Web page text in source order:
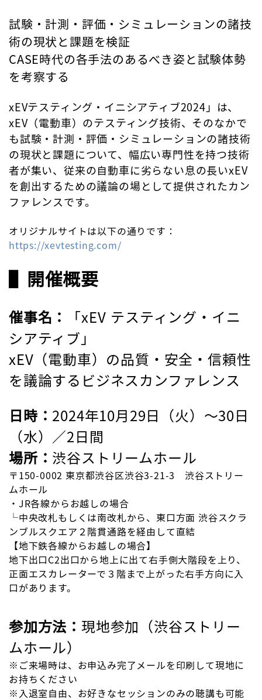
試験・計測・評価・シミュレーションの諸技
術の現状と課題を検証
CASE時代の各手法のあるべき姿と試験体勢
を考察する
xEVテスティング・イニシアティブ2024」は、
xEV（電動車）のテスティング技術、そのなかで
も試験・計測・評価・シミュレーションの諸技術
の現状と課題について、幅広い専門性を持つ技術
者が集い、従来の自動車に劣らない息の長いxEV
を創出するための議論の場として提供されたカン
ファレンスです。
オリジナルサイトは以下の通りです：
https://xevtesting.com/
▌開催概要
催事名：
「xEV テスティング・イニ
シアティブ」
xEV（電動車）の品質・安全・信頼性
を議論するビジネスカンファレンス
日時： 2024年10月29日（火）～30日
（水）／2日間
場所： 渋谷ストリームホール
〒150-0002 東京都渋谷区渋谷3-21-3 渋谷ストリー
ムホール
・JR各線からお越しの場合
└中央改札もしくは南改札から、東口方面 渋谷スクラ
ンブルスクエア２階貫通路を経由して直結
【地下鉄各線からお越しの場合】
地下出口C2出口から地上に出て右手側大階段を上り、
正面エスカレーターで３階まで上がった右手方向に入
口があります。
参加方法： 現地参加（渋谷ストリー
ムホール）
※ご来場時は、お申込み完了メールを印刷して現地に
お持ちください
※入退室自由、お好きなセッションのみの聴講も可能